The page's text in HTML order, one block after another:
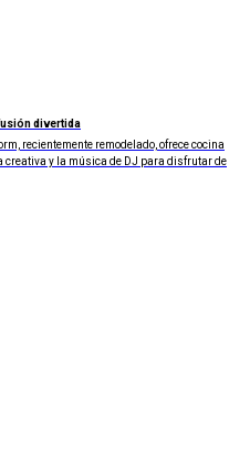
divertida
recientemente remodelado, ofrece cocina
creativa y la música de DJ para disfrutar de